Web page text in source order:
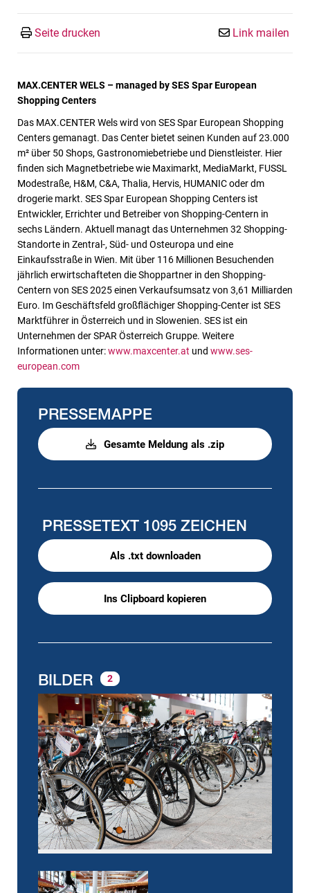
Seite drucken Link mailen
MAX.CENTER WELS – managed by SES Spar European
Shopping Centers
Das MAX.CENTER Wels wird von SES Spar European Shopping
Centers gemanagt. Das Center bietet seinen Kunden auf 23.000
m² über 50 Shops, Gastronomiebetriebe und Dienstleister. Hier
finden sich Magnetbetriebe wie Maximarkt, MediaMarkt, FUSSL
Modestraße, H&M, C&A, Thalia, Hervis, HUMANIC oder dm
drogerie markt. SES Spar European Shopping Centers ist
Entwickler, Errichter und Betreiber von Shopping-Centern in
sechs Ländern. Aktuell managt das Unternehmen 32 Shopping-
Standorte in Zentral-, Süd- und Osteuropa und eine
Einkaufsstraße in Wien. Mit über 116 Millionen Besuchenden
jährlich erwirtschafteten die Shoppartner in den Shopping-
Centern von SES 2025 einen Verkaufsumsatz von 3,61 Milliarden
Euro. Im Geschäftsfeld großflächiger Shopping-Center ist SES
Marktführer in Österreich und in Slowenien. SES ist ein
Unternehmen der SPAR Österreich Gruppe. Weitere
Informationen unter:www.maxcenter.at und www.ses-
european.com
PRESSEMAPPE
Gesamte Meldung als .zip
PRESSETEXT 1095 ZEICHEN
Als .txt downloaden
Ins Clipboard kopieren
BILDER 2